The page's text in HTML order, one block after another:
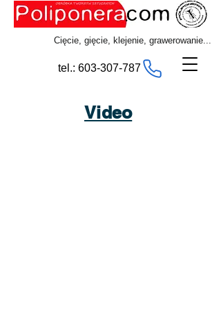
Cięcie, gięcie, klejenie, grawerowanie...
tel.: 603-307-787
Video